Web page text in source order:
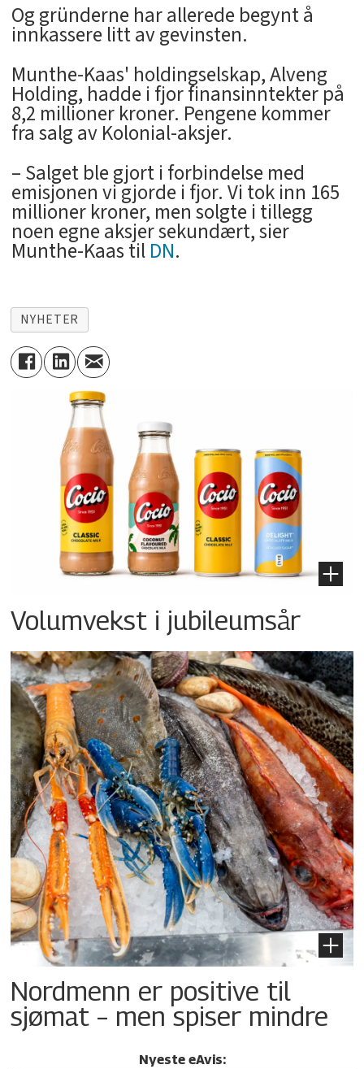
Og gründerne har allerede begynt å
innkassere litt av gevinsten.
Munthe-Kaas' holdingselskap, Alveng
Holding, hadde i fjor finansinntekter på
8,2 millioner kroner. Pengene kommer
fra salg av Kolonial-aksjer.
– Salget ble gjort i forbindelse med
emisjonen vi gjorde i fjor. Vi tok inn 165
millioner kroner, men solgte i tillegg
noen egne aksjer sekundært, sier
Munthe-Kaas tilDN.
NYHETER
Volumvekst i jubileumsår
Nordmenn er positive til
sjømat – men spiser mindre
Nyeste eAvis: